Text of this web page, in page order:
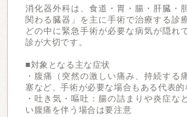
消化器外科は、食道・胃・腸・肝臓・
関わる臓器」を主に手術で治療する診
どの中に緊急手術が必要な病気が隠れ
診が大切です。
■対象となる主な症状
・腹痛（突然の激しい痛み、持続する
塞など、手術が必要な場合もある代表的
・吐き気・嘔吐：腸の詰まりや炎症な
い腹痛を伴う場合は要注意